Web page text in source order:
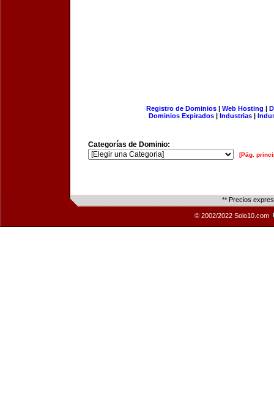
Registro de Dominios| Web Hosting |
Dominios Expirados | Industrias |
Categorías de Dominio:
[Pág.
** Precios
© 2002/2022 Solo10.com